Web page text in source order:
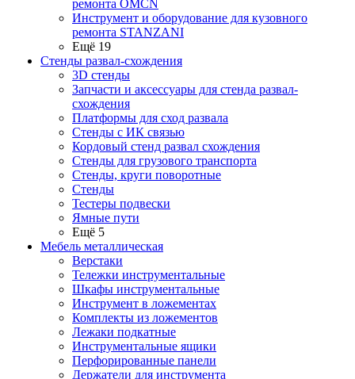
ремонта OMCN
Инструмент и оборудование для кузовного
ремонта STANZANI
Ещё 19
Стенды развал-схождения
3D стенды
Запчасти и аксессуары для стенда развал-
схождения
Платформы для сход развала
Стенды с ИК связью
Кордовый стенд развал схождения
Стенды для грузового транспорта
Стенды, круги поворотные
Стенды
Тестеры подвески
Ямные пути
Ещё 5
Мебель металлическая
Верстаки
Тележки инструментальные
Шкафы инструментальные
Инструмент в ложементах
Комплекты из ложементов
Лежаки подкатные
Инструментальные ящики
Перфорированные панели
Держатели для инструмента